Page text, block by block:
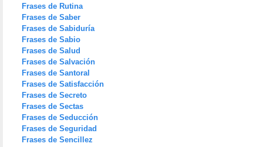
Frases de Rutina
Frases de Saber
Frases de Sabiduría
Frases de Sabio
Frases de Salud
Frases de Salvación
Frases de Santoral
Frases de Satisfacción
Frases de Secreto
Frases de Sectas
Frases de Seducción
Frases de Seguridad
Frases de Sencillez